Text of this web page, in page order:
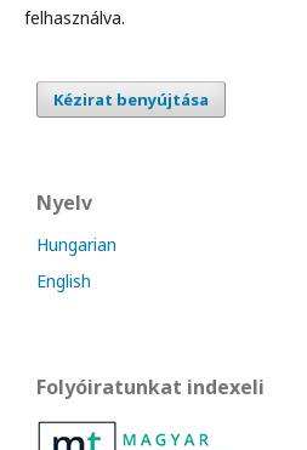
felhasználva.
Kézirat benyújtása
Nyelv
Hungarian
English
Folyóiratunkat indexeli